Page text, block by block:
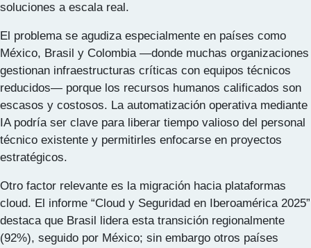
soluciones a escala real.
El problema se agudiza especialmente en países como
México, Brasil y Colombia —donde muchas organizaciones
gestionan infraestructuras críticas con equipos técnicos
reducidos— porque los recursos humanos calificados son
escasos y costosos. La automatización operativa mediante
IA podría ser clave para liberar tiempo valioso del personal
técnico existente y permitirles enfocarse en proyectos
estratégicos.
Otro factor relevante es la migración hacia plataformas
cloud. El informe “Cloud y Seguridad en Iberoamérica 2025”
destaca que Brasil lidera esta transición regionalmente
(92%), seguido por México; sin embargo otros países